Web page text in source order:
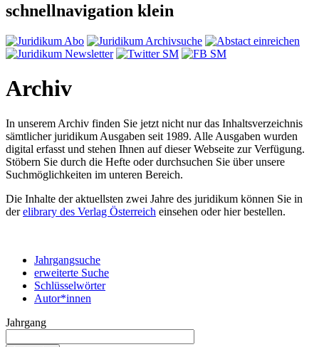
schnellnavigation klein
Archiv
In unserem Archiv finden Sie jetzt nicht nur das Inhaltsverzeichnis
sämtlicher juridikum Ausgaben seit 1989. Alle Ausgaben wurden
digital erfasst und stehen Ihnen auf dieser Webseite zur Verfügung.
Stöbern Sie durch die Hefte oder durchsuchen Sie über unsere
Suchmöglichkeiten im unteren Bereich.
Die Inhalte der aktuellsten zwei Jahre des juridikum können Sie in
derelibrary des Verlag Österreich einsehen oder hier bestellen.
Jahrgangsuche
erweiterte Suche
Schlüsselwörter
Autor*innen
Jahrgang